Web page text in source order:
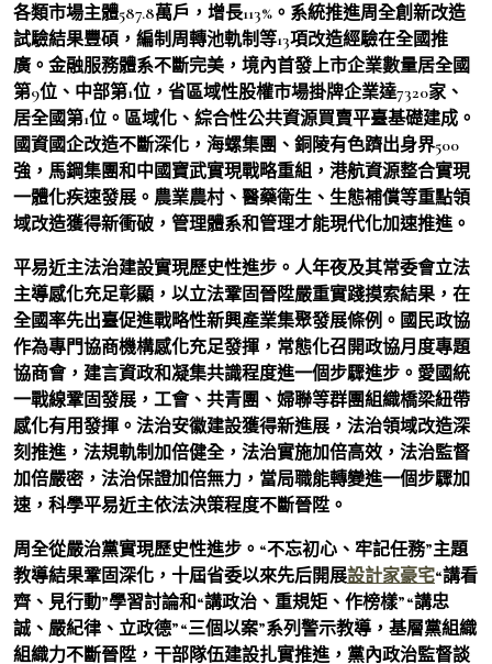
各類市場主體587.8萬戶，增長113%。系統推進周全創新改造
試驗結果豐碩，編制周轉池軌制等13項改造經驗在全國推
廣。金融服務體系不斷完美，境內首發上市企業數量居全國
第9位、中部第1位，省區域性股權市場掛牌企業達7320家、
居全國第1位。區域化、綜合性公共資源買賣平臺基礎建成。
國資國企改造不斷深化，海螺集團、銅陵有色躋出身界500
強，馬鋼集團和中國寶武實現戰略重組，港航資源整合實現
一體化疾速發展。農業農村、醫藥衛生、生態補償等重點領
域改造獲得新衝破，管理體系和管理才能現代化加速推進。
平易近主法治建設實現歷史性進步。人年夜及其常委會立法
主導感化充足彰顯，以立法鞏固晉陞嚴重實踐摸索結果，在
全國率先出臺促進戰略性新興產業集聚發展條例。國民政協
作為專門協商機構感化充足發揮，常態化召開政協月度專題
協商會，建言資政和凝集共識程度進一個步驟進步。愛國統
一戰線鞏固發展，工會、共青團、婦聯等群團組織橋梁紐帶
感化有用發揮。法治安徽建設獲得新進展，法治領域改造深
刻推進，法規軌制加倍健全，法治實施加倍高效，法治監督
加倍嚴密，法治保證加倍無力，當局職能轉變進一個步驟加
速，科學平易近主依法決策程度不斷晉陞。
周全從嚴治黨實現歷史性進步。“不忘初心、牢記任務”主題
教導結果鞏固深化，十屆省委以來先后開展設計家豪宅“講看
齊、見行動”學習討論和“講政治、重規矩、作榜樣”“講忠
誠、嚴紀律、立政德”“三個以案”系列警示教導，基層黨組織
組織力不斷晉陞，干部隊伍建設扎實推進，黨內政治監督談